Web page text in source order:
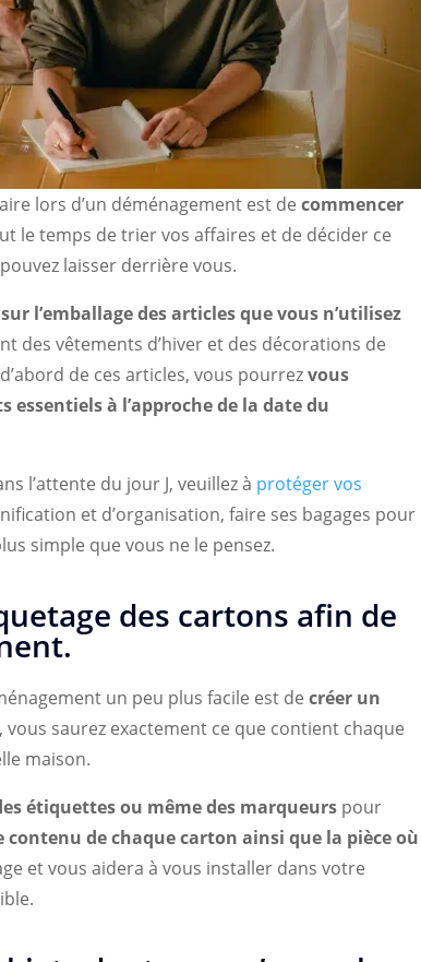
lors d’un déménagement est de commencer
le temps de trier vos affaires et de décider ce
laisser derrière vous.
l’emballage des articles que vous n’utilisez
des vêtements d’hiver et des décorations de
de ces articles, vous pourrezvous
essentiels à l’approche de la date du
l’attente du jour J, veuillez à protéger vos
et d’organisation, faire ses bagages pour
simple que vous ne le pensez.
des cartons afin de
un peu plus facile est de créer un
vous saurez exactement ce que contient chaque
maison.
étiquettes ou même des marqueurs pour
contenu de chaque carton ainsi que la pièce où
et vous aidera à vous installer dans votre